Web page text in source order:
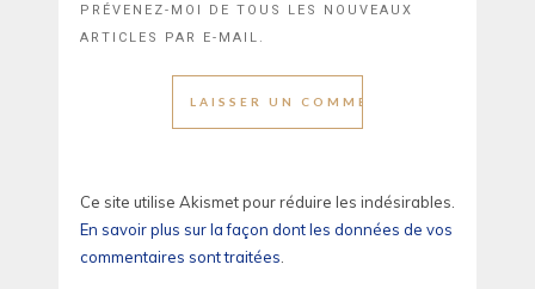
PRÉVENEZ-MOI DE TOUS LES NOUVEAUX
ARTICLES PAR E-MAIL.
Ce site utilise Akismet pour réduire les indésirables.
En savoir plus sur la façon dont les données de vos
commentaires sont traitées